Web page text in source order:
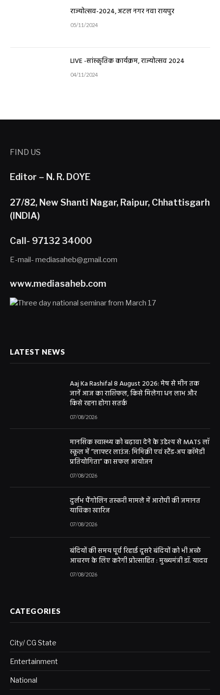
राज्योत्सव-2024, अटल नगर नवा रायपुर
05/11/2024
LIVE -सांस्कृतिक कार्यक्रम, राज्योत्सव 2024
04/11/2024
FIND US
Editor – N. R. DOYE
27/82, New Shanti Nagar, Raipur, Chhattisgarh
(INDIA)
Call- 97132 34000
E-mail- mediasaheb@gmail.com
www.mediasaheb.com
LATEST NEWS
Aaj Ka Rashifal 8 August 2026: मेष से मीन तक
जानें आज का राशिफल, किसे मिलेगा धन लाभ और
किसे रहना होगा सतर्क
07/08/2026
मानसिक स्वास्थ्य को बढ़ावा देने के उद्देश्य से MATS लॉ
स्कूल में “लाफ्टर लाउंज: मिमिक्री एवं स्टैंड-अप कॉमेडी
प्रतियोगिता” का सफल आयोजन
07/08/2026
दुर्लभ पैंगोलिन तस्करी मामले में आरोपी की जमानत
याचिका खारिज
07/08/2026
बंदियों की समय पूर्व रिहाई दूसरे बंदियों को भी अच्छे
आचरण के लिए करेगी प्रोत्साहित : मुख्यमंत्री डॉ. यादव
07/08/2026
CATEGORIES
City/ CG State
Entertainment
National